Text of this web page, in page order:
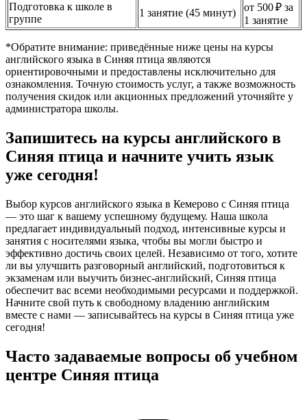
Подготовка к школе в
группе
1 занятие (45 минут)
от 500 ₽ за
1 занятие
*Обратите внимание: приведённые ниже цены на курсы
английского языка в Синяя птица являются
ориентировочными и предоставлены исключительно для
ознакомления. Точную стоимость услуг, а также возможность
получения скидок или акционных предложений уточняйте у
администратора школы.
Запишитесь на курсы английского в
Синяя птица и начните учить язык
уже сегодня!
Выбор курсов английского языка в Кемерово с Синяя птица
— это шаг к вашему успешному будущему. Наша школа
предлагает индивидуальный подход, интенсивные курсы и
занятия с носителями языка, чтобы вы могли быстро и
эффективно достичь своих целей. Независимо от того, хотите
ли вы улучшить разговорный английский, подготовиться к
экзаменам или выучить бизнес-английский, Синяя птица
обеспечит вас всеми необходимыми ресурсами и поддержкой.
Начните свой путь к свободному владению английским
вместе с нами — записывайтесь на курсы в Синяя птица уже
сегодня!
Часто задаваемые вопросы об учебном
центре Синяя птица